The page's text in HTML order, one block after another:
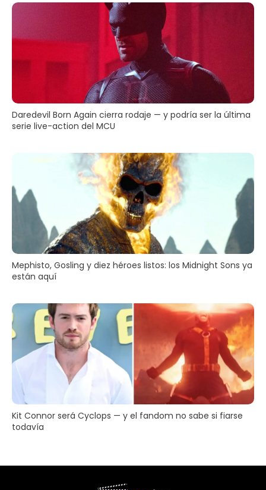
Daredevil Born Again cierra rodaje — y podría ser la última
serie live-action del MCU
Mephisto, Gosling y diez héroes listos: los Midnight Sons ya
están aquí
Kit Connor será Cyclops — y el fandom no sabe si fiarse
todavía